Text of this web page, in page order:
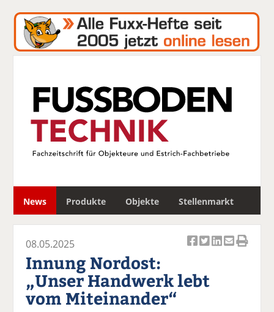
News Produkte Objekte Stellenmarkt
c
k k
08.05.2025
Innung Nordost:
„Unser Handwerk lebt
vom Miteinander“